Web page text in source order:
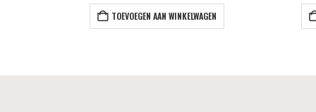
TOEVOEGEN AAN WINKELWAGEN